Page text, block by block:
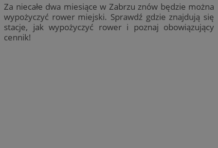
Za niecałe dwa miesiące w Zabrzu znów będzie można
wypożyczyć rower miejski. Sprawdź gdzie znajdują się
stacje, jak wypożyczyć rower i poznaj obowiązujący
cennik!